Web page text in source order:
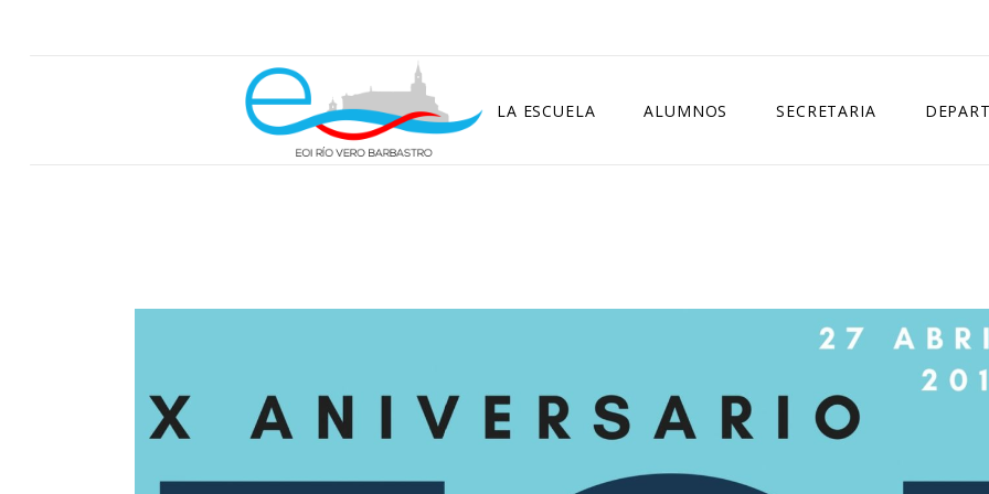
LA ESCUELA
CONTACTO
ALUMNOS
EVALUACIÓN
CURSOS ESPECÍFICOS
ACTUALIZACIÓN COMPETENCIAS
SECRETARIA